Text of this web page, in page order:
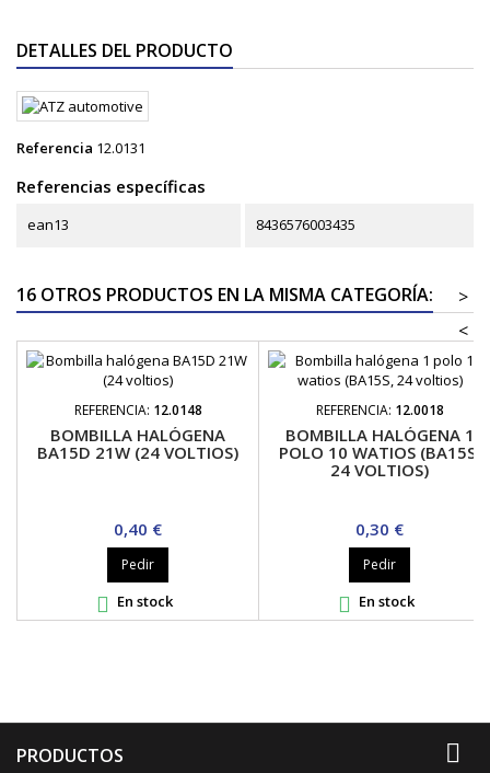
DETALLES DEL PRODUCTO
Referencia 12.0131
Referencias específicas
ean13 8436576003435
16 OTROS PRODUCTOS EN LA MISMA CATEGORÍA:
>
<
REFERENCIA: 12.0148
BOMBILLA HALÓGENA
BA15D 21W (24 VOLTIOS)
Precio
0,40 €
Pedir
 En stock
REFERENCIA: 12.0018
BOMBILLA HALÓGENA 1
POLO 10 WATIOS (BA15S,
24 VOLTIOS)
Precio
0,30 €
Pedir
 En stock
PRODUCTOS 